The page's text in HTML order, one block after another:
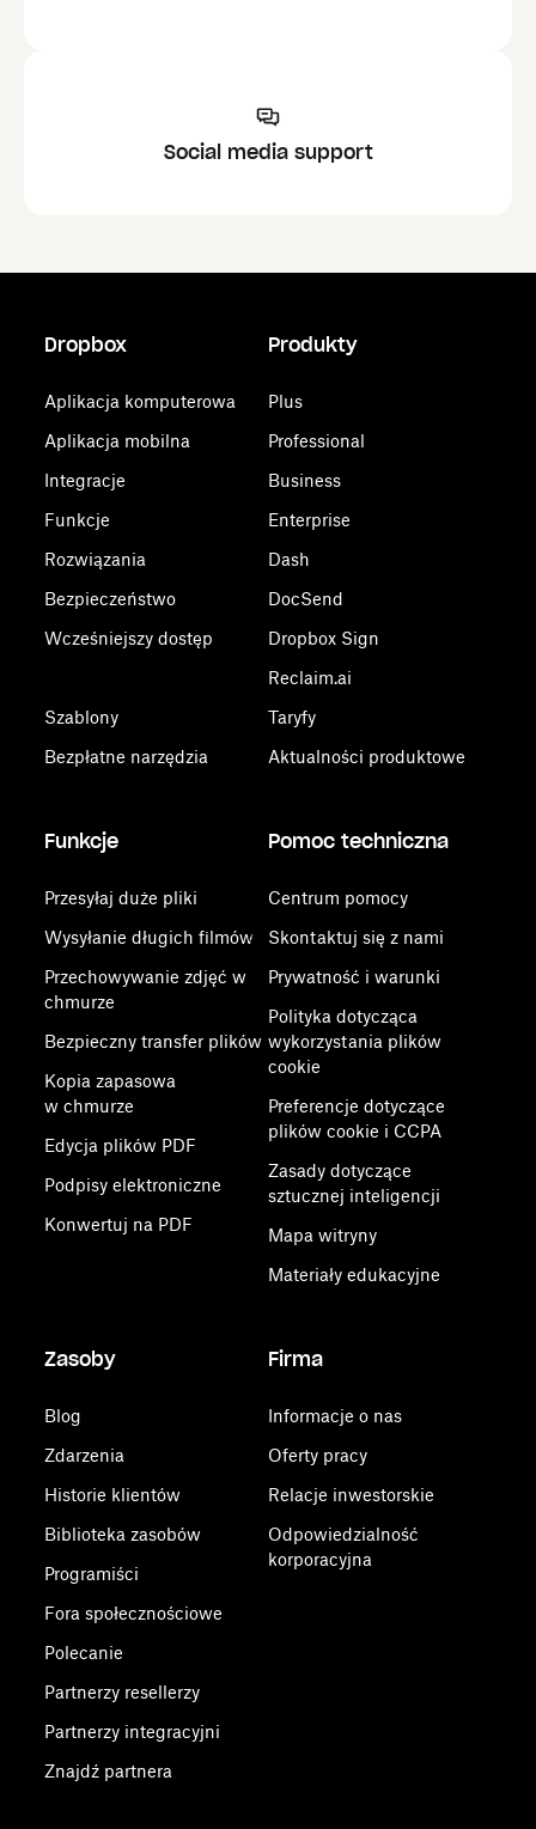
Social media support
Dropbox
Aplikacja komputerowa
Aplikacja mobilna
Integracje
Funkcje
Rozwiązania
Bezpieczeństwo
Wcześniejszy dostęp
Szablony
Bezpłatne narzędzia
Produkty
Plus
Professional
Business
Enterprise
Dash
DocSend
Dropbox Sign
Reclaim.ai
Taryfy
Aktualności produktowe
Funkcje
Przesyłaj duże pliki
Wysyłanie długich filmów
Przechowywanie zdjęć w
chmurze
Bezpieczny transfer plików
Kopia zapasowa
w chmurze
Edycja plików PDF
Podpisy elektroniczne
Konwertuj na PDF
Pomoc techniczna
Centrum pomocy
Skontaktuj się z nami
Prywatność i warunki
Polityka dotycząca
wykorzystania plików
cookie
Preferencje dotyczące
plików cookie i CCPA
Zasady dotyczące
sztucznej inteligencji
Mapa witryny
Materiały edukacyjne
Zasoby
Blog
Zdarzenia
Historie klientów
Biblioteka zasobów
Programiści
Fora społecznościowe
Polecanie
Partnerzy resellerzy
Partnerzy integracyjni
Znajdź partnera
Firma
Informacje o nas
Oferty pracy
Relacje inwestorskie
Odpowiedzialność
korporacyjna